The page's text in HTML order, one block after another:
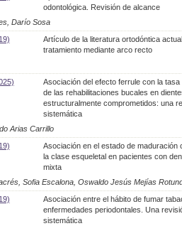
odontológica. Revisión de alcance
Darío Sosa
Artículo de la literatura ortodóntica
tratamiento mediante arco recto
Asociación del efecto ferrule con la tasa
de las rehabilitaciones bucales en
estructuralmente comprometidos: una
sistemática
Arias Carrillo
Asociación en el estado de maduración
la clase esqueletal en pacientes con
mixta
Sofia Escalona, Oswaldo Jesús Mejías
Asociación entre el hábito de fumar
enfermedades periodontales. Una
sistemática